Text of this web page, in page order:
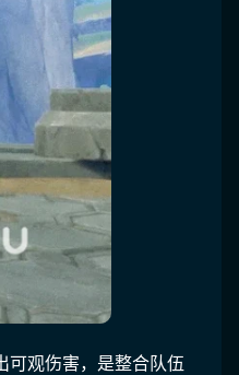
可观伤害，是整合队伍